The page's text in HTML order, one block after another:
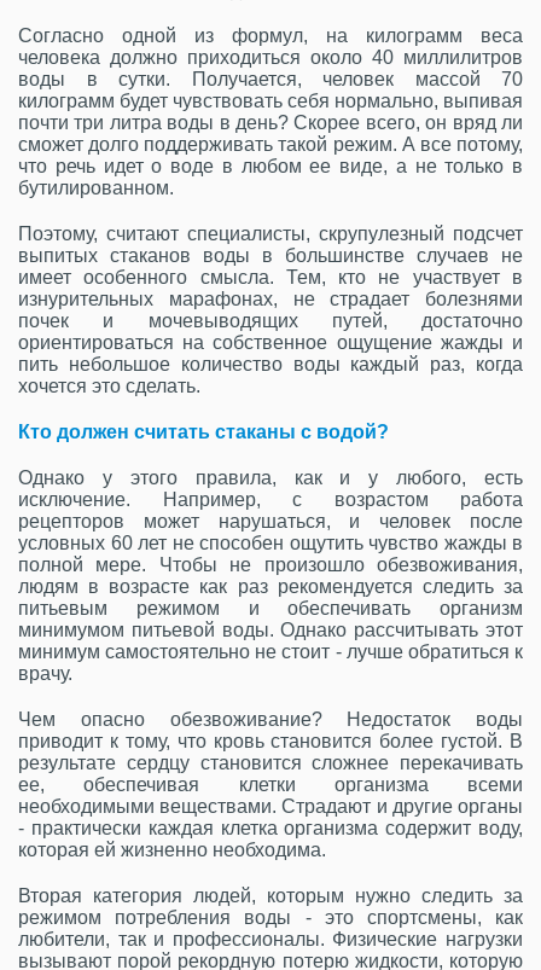
Согласно одной из формул, на килограмм веса
человека должно приходиться около 40 миллилитров
воды в сутки. Получается, человек массой 70
килограмм будет чувствовать себя нормально, выпивая
почти три литра воды в день? Скорее всего, он вряд ли
сможет долго поддерживать такой режим. А все потому,
что речь идет о воде в любом ее виде, а не только в
бутилированном.
Поэтому, считают специалисты, скрупулезный подсчет
выпитых стаканов воды в большинстве случаев не
имеет особенного смысла. Тем, кто не участвует в
изнурительных марафонах, не страдает болезнями
почек и мочевыводящих путей, достаточно
ориентироваться на собственное ощущение жажды и
пить небольшое количество воды каждый раз, когда
хочется это сделать.
Кто должен считать стаканы с водой?
Однако у этого правила, как и у любого, есть
исключение. Например, с возрастом работа
рецепторов может нарушаться, и человек после
условных 60 лет не способен ощутить чувство жажды в
полной мере. Чтобы не произошло обезвоживания,
людям в возрасте как раз рекомендуется следить за
питьевым режимом и обеспечивать организм
минимумом питьевой воды. Однако рассчитывать этот
минимум самостоятельно не стоит - лучше обратиться к
врачу.
Чем опасно обезвоживание? Недостаток воды
приводит к тому, что кровь становится более густой. В
результате сердцу становится сложнее перекачивать
ее, обеспечивая клетки организма всеми
необходимыми веществами. Страдают и другие органы
- практически каждая клетка организма содержит воду,
которая ей жизненно необходима.
Вторая категория людей, которым нужно следить за
режимом потребления воды - это спортсмены, как
любители, так и профессионалы. Физические нагрузки
вызывают порой рекордную потерю жидкости, которую